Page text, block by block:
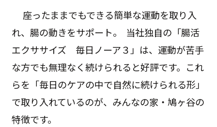
座ったままでもできる簡単な運動を取り入
れ、腸の動きをサポート。 当社独自の「腸活
エクササイズ 毎日ノーア３」は、運動が苦手
な方でも無理なく続けられると好評です。これ
らを「毎日のケアの中で自然に続けられる形」
で取り入れているのが、みんなの家・鳩ヶ谷の
特徴です。